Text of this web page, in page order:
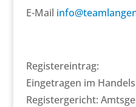
E-Mail
Registereintrag:
Eingetragen im
Registergericht: